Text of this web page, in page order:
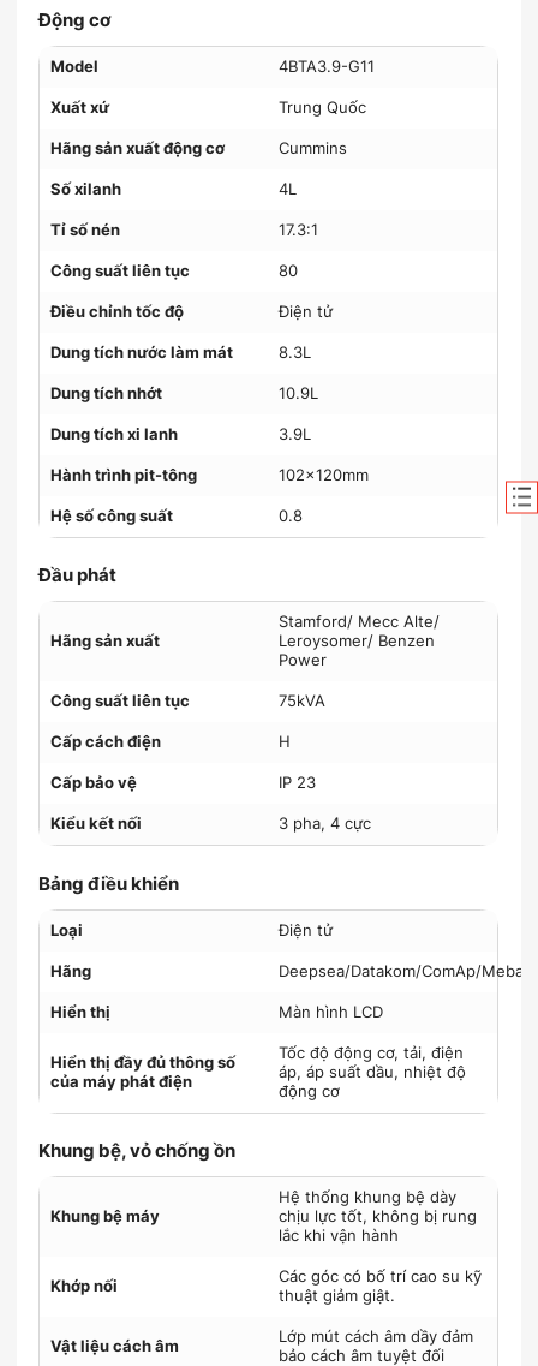
Động cơ
Model 4BTA3.9-G11
Xuất xứ Trung Quốc
Hãng sản xuất động cơ Cummins
Số xilanh 4L
Tỉ số nén 17.3:1
Công suất liên tục 80
Điều chỉnh tốc độ Điện tử
Dung tích nước làm mát 8.3L
Dung tích nhớt 10.9L
Dung tích xi lanh 3.9L
Hành trình pit-tông 102×120mm
Hệ số công suất 0.8
Đầu phát
Hãng sản xuất
Stamford/ Mecc Alte/
Leroysomer/ Benzen
Power
Công suất liên tục 75kVA
Cấp cách điện H
Cấp bảo vệ IP 23
Kiểu kết nối 3 pha, 4 cực
Bảng điều khiển
Loại Điện tử
Hãng Deepsea/Datakom/ComAp/Mebay
Hiển thị Màn hình LCD
Hiển thị đầy đủ thông số
của máy phát điện
Tốc độ động cơ, tải, điện
áp, áp suất dầu, nhiệt độ
động cơ
Khung bệ, vỏ chống ồn
Khung bệ máy
Hệ thống khung bệ dày
chịu lực tốt, không bị rung
lắc khi vận hành
Khớp nối
Các góc có bố trí cao su kỹ
thuật giảm giật.
Vật liệu cách âm
Lớp mút cách âm dầy đảm
bảo cách âm tuyệt đối